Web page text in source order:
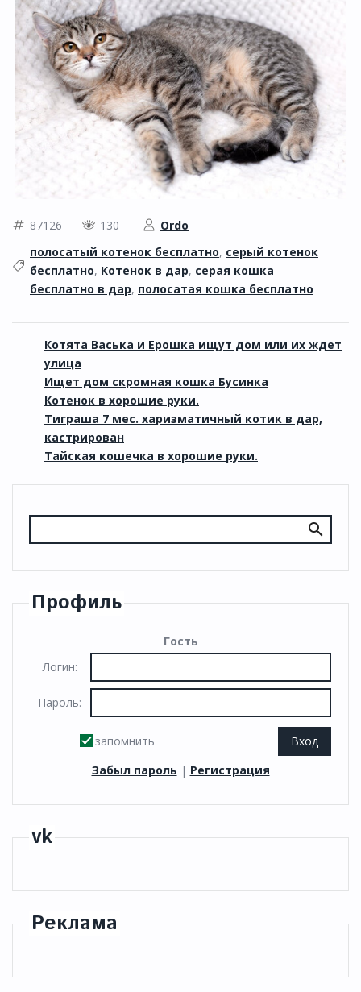
87126 130
Ordo
полосатый котенок бесплатно, серый котенок
бесплатно, Котенок в дар, серая кошка
бесплатно в дар, полосатая кошка бесплатно
Котята Васька и Ерошка ищут дом или их ждет
улица
Ищет дом скромная кошка Бусинка
Котенок в хорошие руки.
Тиграша 7 мес. харизматичный котик в дар,
кастрирован
Тайская кошечка в хорошие руки.
Профиль
Гость
Логин:
Пароль:
запомнить
Забыл пароль | Регистрация
vk
Реклама